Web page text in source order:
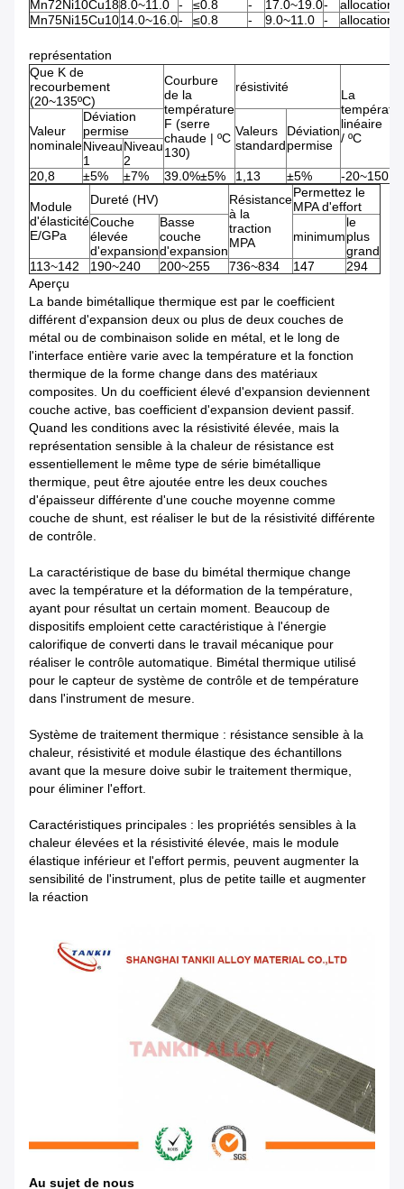
Mn72Ni10Cu188.0~11.0 - ≤0.8 - 17.0~19.0-
allocation
Mn75Ni15Cu1014.0~16.0- ≤0.8 - 9.0~11.0 - allocation
représentation
Que K de
recourbement
(20~135ºC)
Courbure
de la
température
F (serre
chaude | ºC
130)
résistivité
La
linéaire
/ ºC
Valeur
nominale
Déviation
permise
Valeurs
standard
Déviation
permise
Niveau
1
Niveau
2
20,8
±5% ±7% 39.0%±5% 1,13 ±5% -20~150
Module
d'élasticité
E/GPa
Dureté (HV)
Résistance
à la
traction
MPA
Permettez le
MPA d'effort
Couche
élevée
d'expansion
Basse
couche
d'expansion
minimum
le
plus
grand
113~142
190~240 200~255 736~834 147
294
Aperçu
La bande bimétallique thermique est par le coefficient
différent d'expansion deux ou plus de deux couches de
métal ou de combinaison solide en métal, et le long de
l'interface entière varie avec la température et la fonction
thermique de la forme change dans des matériaux
composites. Un du coefficient élevé d'expansion deviennent
couche active, bas coefficient d'expansion devient passif.
Quand les conditions avec la résistivité élevée, mais la
représentation sensible à la chaleur de résistance est
essentiellement le même type de série bimétallique
thermique, peut être ajoutée entre les deux couches
d'épaisseur différente d'une couche moyenne comme
couche de shunt, est réaliser le but de la résistivité différente
de contrôle.
La caractéristique de base du bimétal thermique change
avec la température et la déformation de la température,
ayant pour résultat un certain moment. Beaucoup de
dispositifs emploient cette caractéristique à l'énergie
calorifique de converti dans le travail mécanique pour
réaliser le contrôle automatique. Bimétal thermique utilisé
pour le capteur de système de contrôle et de température
dans l'instrument de mesure.
Système de traitement thermique : résistance sensible à la
chaleur, résistivité et module élastique des échantillons
avant que la mesure doive subir le traitement thermique,
pour éliminer l'effort.
Caractéristiques principales : les propriétés sensibles à la
chaleur élevées et la résistivité élevée, mais le module
élastique inférieur et l'effort permis, peuvent augmenter la
sensibilité de l'instrument, plus de petite taille et augmenter
la réaction
Au sujet de nous